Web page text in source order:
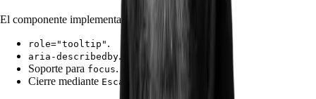
El componente implementa:
role="tooltip" .
aria-describedby.
Soporte para focus.
Cierre mediante Escape